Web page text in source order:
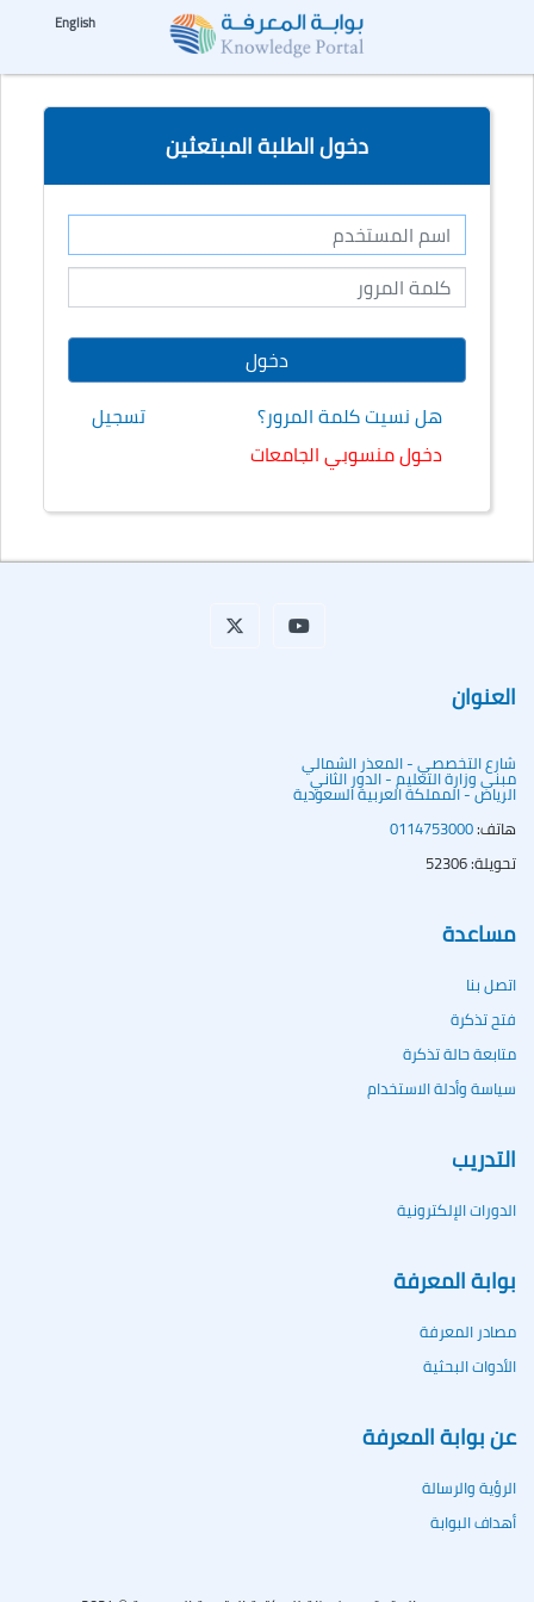
English
دخول الطلبة المبتعثين
تسجيل
هل نسيت كلمة المرور؟
دخول منسوبي الجامعات
العنوان
شارع التخصصي - المعذر الشمالي
مبنى وزارة التعليم - الدور الثاني
الرياض - المملكة العربية السعودية
هاتف:0114753000
تحويلة: 52306
مساعدة
اتصل بنا
فتح تذكرة
متابعة حالة تذكرة
سياسة وأدلة الاستخدام
التدريب
الدورات الإلكترونية
بوابة المعرفة
مصادر المعرفة
الأدوات البحثية
عن بوابة المعرفة
الرؤية والرسالة
أهداف البوابة